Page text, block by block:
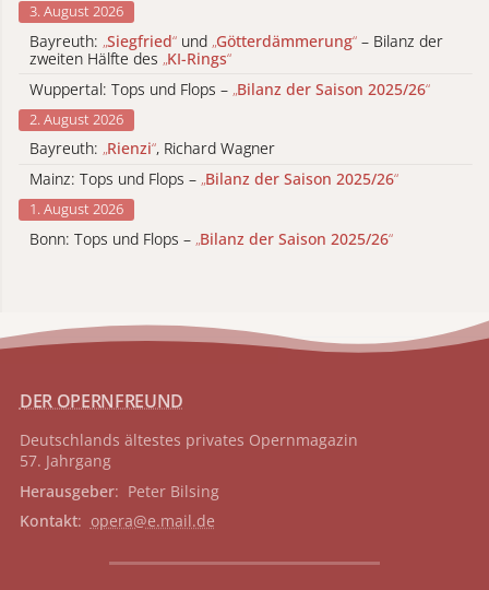
3. August 2026
Bayreuth: „Siegfried“ und „Götterdämmerung“ – Bilanz der
zweiten Hälfte des „KI-Rings“
Wuppertal: Tops und Flops – „Bilanz der Saison 2025/26“
2. August 2026
Bayreuth: „Rienzi“, Richard Wagner
Mainz: Tops und Flops – „Bilanz der Saison 2025/26“
1. August 2026
Bonn: Tops und Flops – „Bilanz der Saison 2025/26“
DER OPERNFREUND
Deutschlands ältestes privates Opernmagazin
57. Jahrgang
Herausgeber: Peter Bilsing
Kontakt: opera@e.mail.de